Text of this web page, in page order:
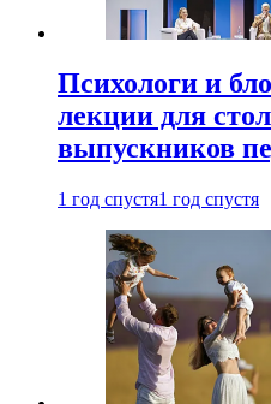
Психологи и
лекции для
выпускников
1 год спустя1 год спустя